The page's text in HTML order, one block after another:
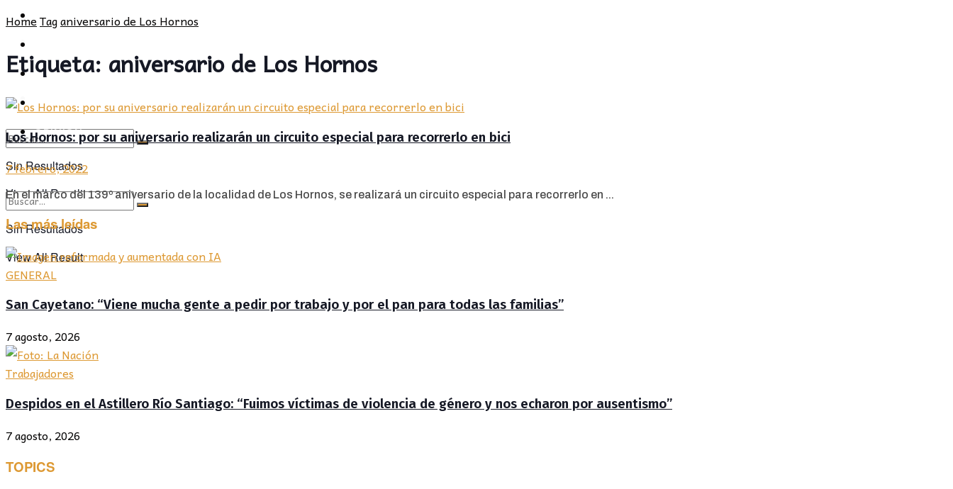
CULTURA
Sin Resultados
View All Result
PROVINCIA
SOCIEDAD
CULTURA
OPINIÓN
Sin Resultados
View All Result
HomeTaganiversario de Los Hornos
Etiqueta: aniversario de Los Hornos
Los Hornos: por su aniversario realizarán un circuito especial para recorrerlo en bici
7 febrero, 2022
En el marco del 139º aniversario de la localidad de Los Hornos, se realizará un circuito especial para recorrerlo en ...
Las más leídas
GENERAL
San Cayetano: “Viene mucha gente a pedir por trabajo y por el pan para todas las familias”
7 agosto, 2026
Trabajadores
Despidos en el Astillero Río Santiago: “Fuimos víctimas de violencia de género y nos echaron por ausentismo”
7 agosto, 2026
TOPICS